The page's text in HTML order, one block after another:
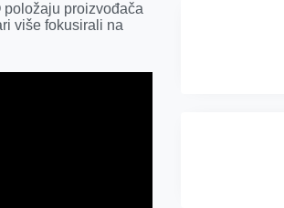
proizvođača
više fokusirali na